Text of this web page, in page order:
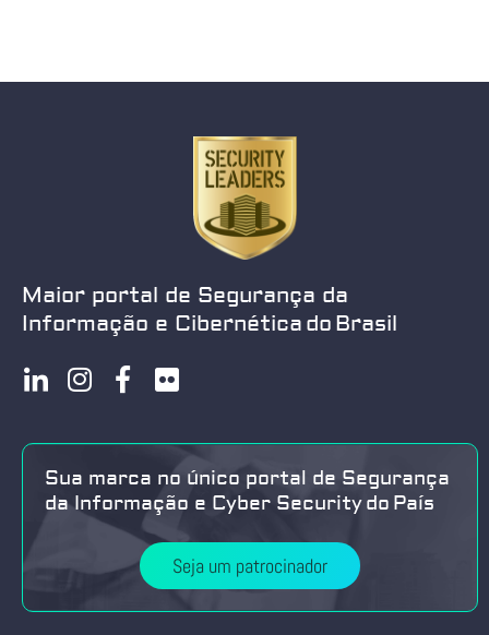
Maior portal de Segurança da
Informação e Cibernética do Brasil
Sua marca no único portal de Segurança
da Informação e Cyber Security do País
Seja um patrocinador